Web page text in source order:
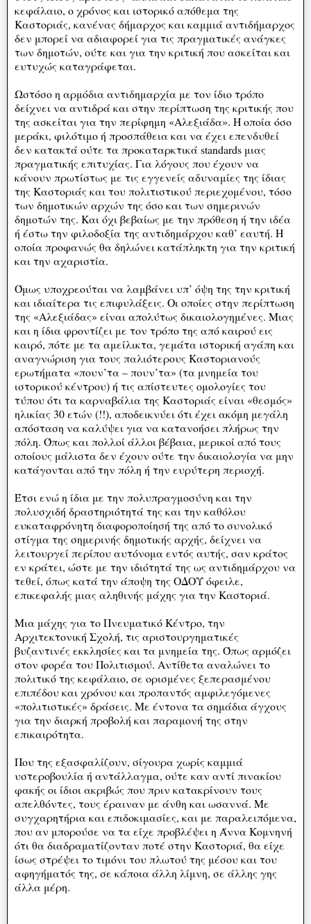
κεφάλαιο, ο χρόνος και ιστορικό απόθεμα της
Καστοριάς, κανένας δήμαρχος και καμμιά αντιδήμαρχος
δεν μπορεί να αδιαφορεί για τις πραγματικές ανάγκες
των δημοτών, ούτε και για την κριτική που ασκείται και
ευτυχώς καταγράφεται.
Ωστόσο η αρμόδια αντιδημαρχία με τον ίδιο τρόπο
δείχνει να αντιδρά και στην περίπτωση της κριτικής που
της ασκείται για την περίφημη «Αλεξιάδα». Η οποία όσο
μεράκι, φιλότιμο ή προσπάθεια και να έχει επενδυθεί
δεν κατακτά ούτε τα προκαταρκτικά standards μιας
πραγματικής επιτυχίας. Για λόγους που έχουν να
κάνουν πρωτίστως με τις εγγενείς αδυναμίες της ίδιας
της Καστοριάς και του πολιτιστικού περιεχομένου, τόσο
των δημοτικών αρχών της όσο και των σημερινών
δημοτών της. Και όχι βεβαίως με την πρόθεση ή την ιδέα
ή έστω την φιλοδοξία της αντιδημάρχου καθ’ εαυτή. Η
οποία προφανώς θα δηλώνει κατάπληκτη για την κριτική
και την αχαριστία.
Όμως υποχρεούται να λαμβάνει υπ’ όψη της την κριτική
και ιδιαίτερα τις επιφυλάξεις. Οι οποίες στην περίπτωση
της «Αλεξιάδας» είναι απολύτως δικαιολογημένες. Μιας
και η ίδια φροντίζει με τον τρόπο της από καιρού εις
καιρό, πότε με τα αμείλικτα, γεμάτα ιστορική αγάπη και
αναγνώριση για τους παλιότερους Καστοριανούς
ερωτήματα «πουν’τα – πουν’τα» (τα μνημεία του
ιστορικού κέντρου) ή τις απίστευτες ομολογίες του
τύπου ότι τα καρναβάλια της Καστοριάς είναι «θεσμός»
ηλικίας 30 ετών (!!), αποδεικνύει ότι έχει ακόμη μεγάλη
απόσταση να καλύψει για να κατανοήσει πλήρως την
πόλη. Όπως και πολλοί άλλοι βέβαια, μερικοί από τους
οποίους μάλιστα δεν έχουν ούτε την δικαιολογία να μην
κατάγονται από την πόλη ή την ευρύτερη περιοχή.
Έτσι ενώ η ίδια με την πολυπραγμοσύνη και την
πολυσχιδή δραστηριότητά της και την καθόλου
ευκαταφρόνητη διαφοροποίησή της από το συνολικό
στίγμα της σημερινής δημοτικής αρχής, δείχνει να
λειτουργεί περίπου αυτόνομα εντός αυτής, σαν κράτος
εν κράτει, ώστε με την ιδιότητά της ως αντιδημάρχου να
τεθεί, όπως κατά την άποψη της ΟΔΟΥ όφειλε,
επικεφαλής μιας αληθινής μάχης για την Καστοριά.
Μια μάχης για το Πνευματικό Κέντρο, την
Αρχιτεκτονική Σχολή, τις αριστουργηματικές
βυζαντινές εκκλησίες και τα μνημεία της. Όπως αρμόζει
στον φορέα του Πολιτισμού. Αντίθετα αναλώνει το
πολιτικό της κεφάλαιο, σε ορισμένες ξεπερασμένου
επιπέδου και χρόνου και προπαντός αμφιλεγόμενες
«πολιτιστικές» δράσεις. Με έντονα τα σημάδια άγχους
για την διαρκή προβολή και παραμονή της στην
επικαιρότητα.
Που της εξασφαλίζουν, σίγουρα χωρίς καμμιά
υστεροβουλία ή αντάλλαγμα, ούτε καν αντί πινακίου
φακής οι ίδιοι ακριβώς που πριν κατακρίνουν τους
απελθόντες, τους έραιναν με άνθη και ωσαννά. Με
συγχαρητήρια και επιδοκιμασίες, και με παραλειπόμενα,
που αν μπορούσε να τα είχε προβλέψει η Άννα Κομνηνή
ότι θα διαδραματίζονταν ποτέ στην Καστοριά, θα είχε
ίσως στρέψει το τιμόνι του πλωτού της μέσου και του
αφηγήματός της, σε κάποια άλλη λίμνη, σε άλλης γης
άλλα μέρη.